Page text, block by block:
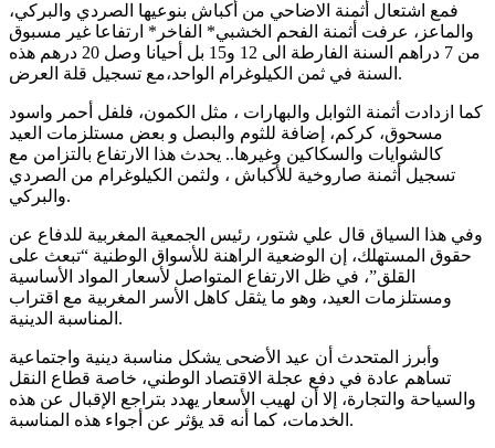
فمع اشتعال أثمنة الاضاحي من أكباش بنوعيها الصردي والبركي،
والماعز، عرفت أثمنة الفحم الخشبي* الفاخر* ارتفاعا غير مسبوق
من 7 دراهم السنة الفارطة الى 12 و15 بل أحيانا وصل 20 درهم هذه
السنة في ثمن الكيلوغرام الواحد،مع تسجيل قلة العرض.
كما ازدادت أثمنة الثوابل والبهارات ، مثل الكمون، فلفل أحمر واسود
مسحوق، كركم، إضافة للثوم والبصل و بعض مستلزمات العيد
كالشوايات والسكاكين وغيرها.. يحدث هذا الارتفاع بالتزامن مع
تسجيل أثمنة صاروخية للأكباش ، ولثمن الكيلوغرام من الصردي
والبركي.
وفي هذا السياق قال علي شتور، رئيس الجمعية المغربية للدفاع عن
حقوق المستهلك، إن الوضعية الراهنة للأسواق الوطنية “تبعث على
القلق”، في ظل الارتفاع المتواصل لأسعار المواد الأساسية
ومستلزمات العيد، وهو ما يثقل كاهل الأسر المغربية مع اقتراب
المناسبة الدينية.
وأبرز المتحدث أن عيد الأضحى يشكل مناسبة دينية واجتماعية
تساهم عادة في دفع عجلة الاقتصاد الوطني، خاصة قطاع النقل
والسياحة والتجارة، إلا أن لهيب الأسعار يهدد بتراجع الإقبال عن هذه
الخدمات، كما أنه قد يؤثر عن أجواء هذه المناسبة.